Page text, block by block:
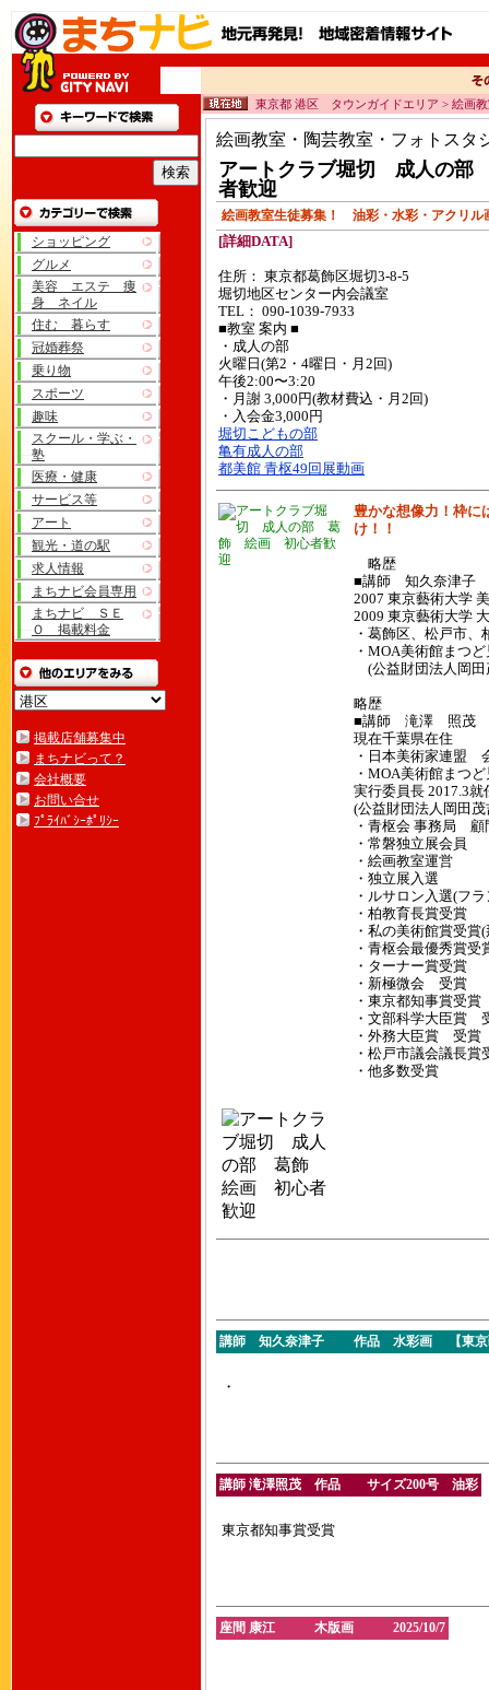
ショッピング
グルメ
美容 エステ 痩
身 ネイル
住む 暮らす
冠婚葬祭
乗り物
スポーツ
趣味
スクール・学ぶ・
塾
医療・健康
サービス等
アート
観光・道の駅
求人情報
まちナビ会員専用
まちナビ ＳＥ
Ｏ 掲載料金
掲載店舗募集中
まちナビって？
会社概要
お問い合せ
ﾌﾟﾗｲﾊﾞｼｰﾎﾟﾘｼｰ
東京都 港区 タウンガイドエリア > 絵画
絵画教室・陶芸教室・フォトスタ
アートクラブ堀切 成人の
者歓迎
絵画教室生徒募集！ 油彩・水彩・アクリル
[詳細DATA]
住所： 東京都葛飾区堀切3-8-5
堀切地区センター内会議室
TEL： 090-1039-7933
■教室 案内 ■
・成人の部
火曜日(第2・4曜日・月2回)
午後2:00〜3:20
・月謝 3,000円(教材費込・月2回)
・入会金3,000円
堀切こどもの部
亀有成人の部
都美館 青枢49回展動画
豊かな想像力！枠に
け！！
略歴
■講師 知久奈津子
2007 東京藝術大学
2009 東京藝術大学
・葛飾区、松戸市
・MOA美術館まつ
(公益財団法人岡田
略歴
■講師 滝澤 照茂
現在千葉県在住
・日本美術家連
・MOA美術館まつ
実行委員長 2017.3就
(公益財団法人岡田
・青枢会 事務局 顧
・常磐独立展会員
・絵画教室運営
・独立展入選
・ルサロン入選(フ
・柏教育長賞受賞
・私の美術館賞受賞
・青枢会最優秀賞受
・ターナー賞受賞
・新極微会 受賞
・東京都知事賞受賞
・文部科学大臣賞
・外務大臣賞 受賞
・松戸市議会議長賞
・他多数受賞
講師 知久奈津子 作品 水彩画 【東京藝
・
講師 滝澤照茂 作品 サイズ200号 油彩
東京都知事賞受賞
座間 康江 木版画 2025/10/7